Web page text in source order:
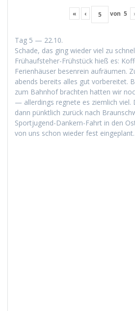
« ‹ von 5 ›
Tag 5 — 22.10.
Schade, das ging wieder viel zu
Frühauf­ste­her-Früh­stück hieß es:
Ferien­häuser besen­rein aufräu­men.
abends bere­its alles gut vor­bere­it­et.
zum Bahn­hof bracht­en hat­ten wir
— allerd­ings reg­nete es ziem­lich viel.
dann pünk­tlich zurück nach
Sportju­gend-Dankern-Fahrt in den
von uns schon wieder fest